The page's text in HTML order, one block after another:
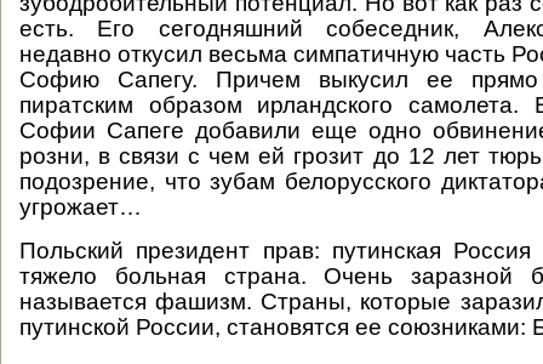
есть. Его сегодняшний собеседник,
недавно откусил весьма симпатичную часть
Софию Сапегу. Причем выкусил ее прямо
пиратским образом ирландского самолета.
Софии Сапеге добавили еще одно
розни, в связи с чем ей грозит до 12 лет
подозрение, что зубам белорусского
угрожает…
Польский президент прав: путинская
тяжело больная страна. Очень заразной
называется фашизм. Страны, которые
путинской России, становятся ее